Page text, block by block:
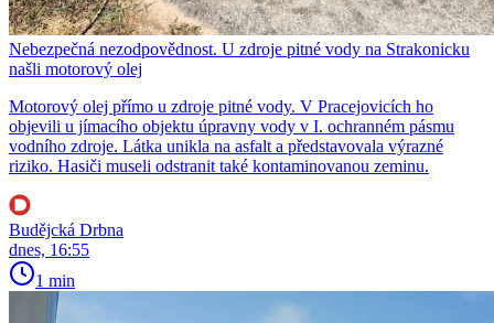
Nebezpečná nezodpovědnost. U zdroje pitné vody na Strakonicku
našli motorový olej
Motorový olej přímo u zdroje pitné vody. V Pracejovicích ho
objevili u jímacího objektu úpravny vody v I. ochranném pásmu
vodního zdroje. Látka unikla na asfalt a představovala výrazné
riziko. Hasiči museli odstranit také kontaminovanou zeminu.
Budějcká Drbna
dnes, 16:55
1 min